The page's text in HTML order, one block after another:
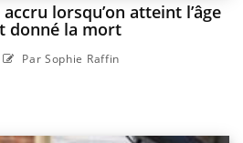
lorsqu’on atteint l’âge
donné la mort
Par Sophie Raffin